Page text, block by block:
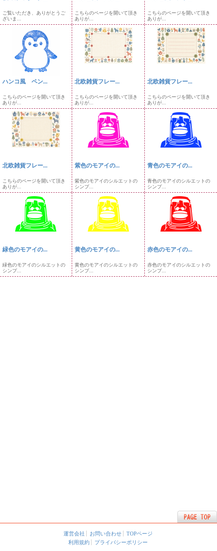
ご覧いただき、ありがとうご
ざいま...
こちらのページを開いて頂き
ありが...
こちらのページを開いて頂き
ありが...
ハンコ風 ペン...
こちらのページを開いて頂き
ありが...
北欧雑貨フレー...
こちらのページを開いて頂き
ありが...
北欧雑貨フレー...
こちらのページを開いて頂き
ありが...
北欧雑貨フレー...
こちらのページを開いて頂き
ありが...
紫色のモアイの...
紫色のモアイのシルエットの
シンプ...
青色のモアイの...
青色のモアイのシルエットの
シンプ...
緑色のモアイの...
緑色のモアイのシルエットの
シンプ...
黄色のモアイの...
黄色のモアイのシルエットの
シンプ...
赤色のモアイの...
赤色のモアイのシルエットの
シンプ...
運営会社 お問い合わせ
TOPページ
利用規約
プライバシーポリシー